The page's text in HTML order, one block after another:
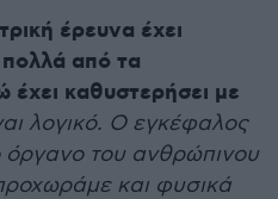
έρευνα έχει
από τα
καθυστερήσει με
λογικό. Ο εγκέφαλος
όργανο του ανθρώπινου
και φυσικά